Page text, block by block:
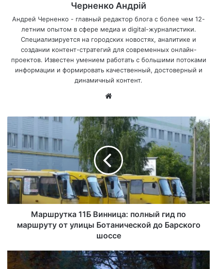
Черненко Андрій
Андрей Черненко - главный редактор блога с более чем 12-
летним опытом в сфере медиа и digital-журналистики.
Специализируется на городских новостях, аналитике и
создании контент-стратегий для современных онлайн-
проектов. Известен умением работать с большими потоками
информации и формировать качественный, достоверный и
динамичный контент.
Маршрутка 11Б Винница: полный гид по
маршруту от улицы Ботанической до Барского
шоссе